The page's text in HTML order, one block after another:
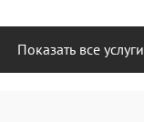
Показать все услуги